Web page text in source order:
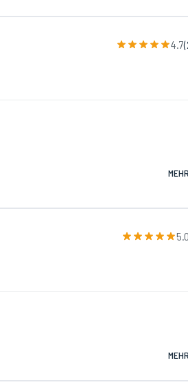
4.7(
MEHR
MEHR